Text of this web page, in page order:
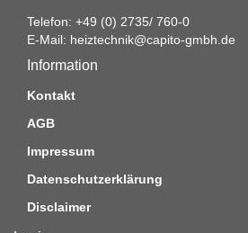
Telefon: +49 (0) 2735/ 760-0
E-Mail: heiztechnik@capito-gmbh.de
Information
Kontakt
AGB
Impressum
Datenschutzerklärung
Disclaimer